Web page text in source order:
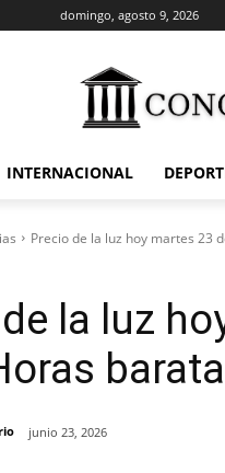
domingo, agosto 9, 2026
INTERNACIONAL
Precio de la luz hoy martes 23
la luz
junio 23, 2026